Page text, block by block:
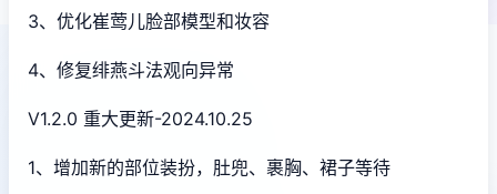
3、优化崔莺儿脸部模型和妆容
4、修复绯燕斗法观向异常
V1.2.0 重大更新-2024.10.25
1、增加新的部位装扮，肚兜、裹胸、裙子等待